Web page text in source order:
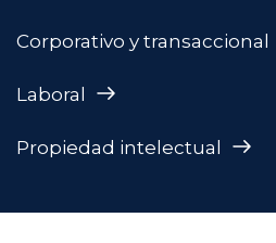
Corporativo y transaccional
Laboral
Propiedad intelectual